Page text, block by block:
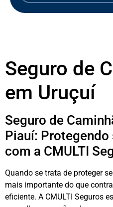
Seguro de
em Uruçuí
Seguro de
Piauí:
com a CMULTI
Quando se trata de proteger
mais importante do que
eficiente. A CMULTI Seguros